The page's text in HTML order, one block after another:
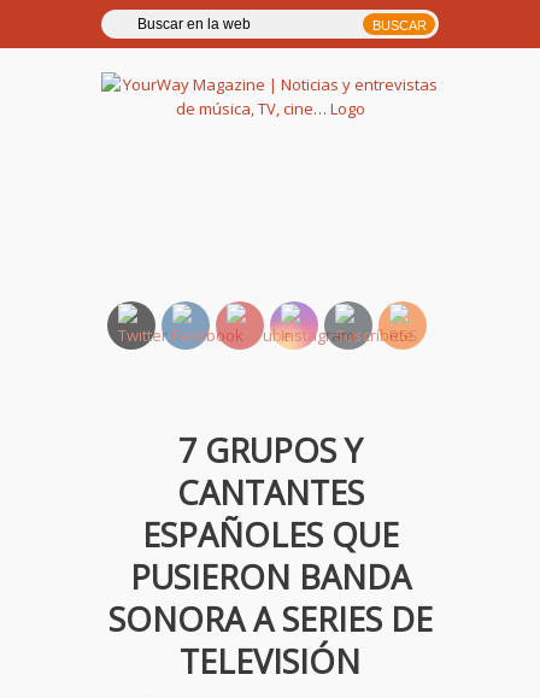
7 GRUPOS Y
CANTANTES
ESPAÑOLES QUE
PUSIERON BANDA
SONORA A SERIES DE
TELEVISIÓN